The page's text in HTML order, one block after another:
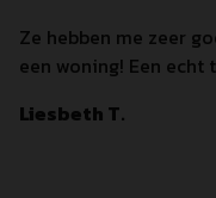
Ze hebben me zeer
een woning! Een echt
Liesbeth T.